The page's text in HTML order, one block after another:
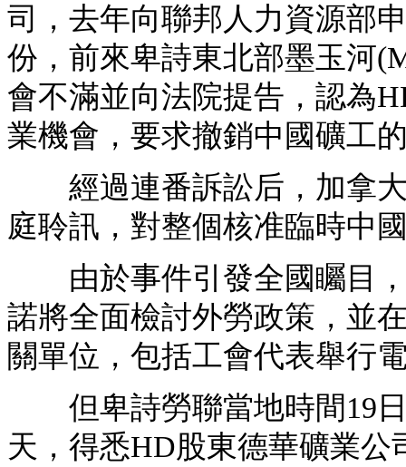
司，去年向聯邦人力資源部
份，前來卑詩東北部墨玉河
會不滿並向法院提告，認為
業機會，要求撤銷中國礦工
經過連番訴訟后，加拿大
庭聆訊，對整個核准臨時中
由於事件引發全國矚目，
諾將全面檢討外勞政策，並
關單位，包括工會代表舉行
但卑詩勞聯當地時間19日
天，得悉HD股東德華礦業公